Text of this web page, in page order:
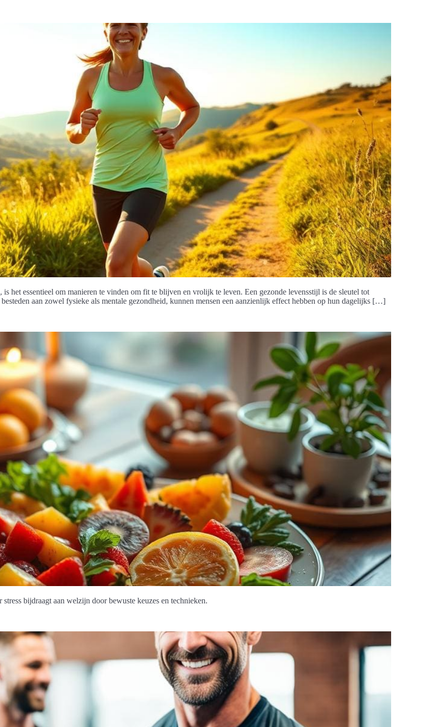
het essentieel om manieren te vinden om fit te blijven en vrolijk te leven. Een gezonde levensstijl is de sleutel tot
aan zowel fysieke als mentale gezondheid, kunnen mensen een aanzienlijk effect hebben op hun dagelijks […]
bijdraagt aan welzijn door bewuste keuzes en technieken.